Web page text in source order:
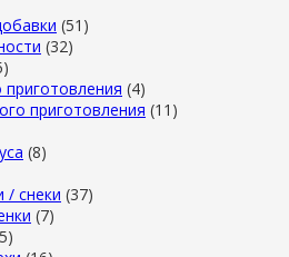
(51)
(32)
приготовления (4)
приготовления (11)
(8)
/ снеки (37)
(7)